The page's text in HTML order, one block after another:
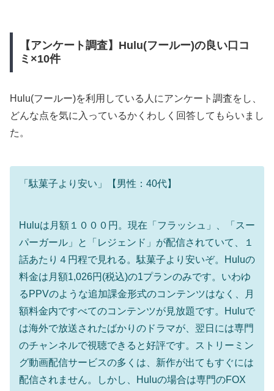
【アンケート調査】Hulu(フールー)の良い口コ
ミ×10件
Hulu(フールー)を利用している人にアンケート調査をし、
どんな点を気に入っているかくわしく回答してもらいまし
た。
「駄菓子より安い」【男性：40代】
Huluは月額１０００円。現在「フラッシュ」、「スー
パーガール」と「レジェンド」が配信されていて、１
話あたり４円程で見れる。駄菓子より安いぞ。Huluの
料金は月額1,026円(税込)の1プランのみです。いわゆ
るPPVのような追加課金形式のコンテンツはなく、月
額料金内ですべてのコンテンツが見放題です。Huluで
は海外で放送されたばかりのドラマが、翌日には専門
のチャンネルで視聴できると好評です。ストリーミン
グ動画配信サービスの多くは、新作が出てもすぐには
配信されません。しかし、Huluの場合は専門のFOX